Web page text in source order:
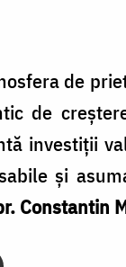
de
de
investiții
și
Constantin